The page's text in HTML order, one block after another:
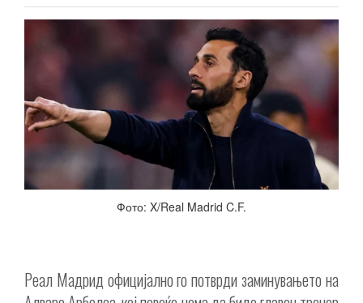
Фото: X/Real Madrid C.F.
Реал Мадрид официјално го потврди заминувањето на